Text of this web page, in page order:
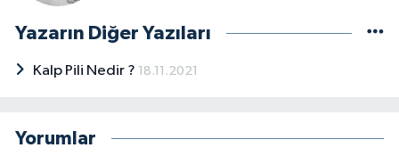
Yazarın Diğer Yazıları
Kalp Pili Nedir ? 18.11.2021
Yorumlar